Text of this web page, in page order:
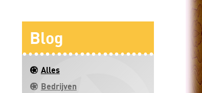
Blog
Alles
Bedrijven